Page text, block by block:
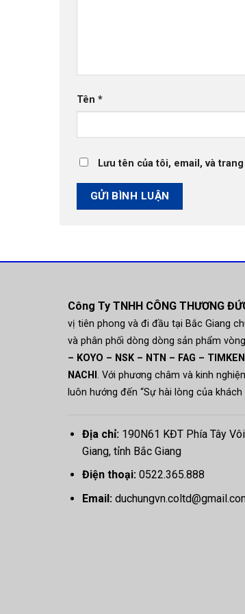
Tên *
Lưu tên của tôi, email, và
Công Ty TNHH CÔNG THƯƠNG
vị tiên phong và đi đầu tại Bắc Giang
và phân phối dòng dòng sản phẩm
– KOYO – NSK – NTN – FAG –
NACHI . Với phương châm và kinh
luôn hướng đến “Sự hài lòng của khách
Địa chỉ: 190N61 KĐT Phía Tây
Giang, tỉnh Bắc Giang
Điện thoại:0522.365.888
Email: